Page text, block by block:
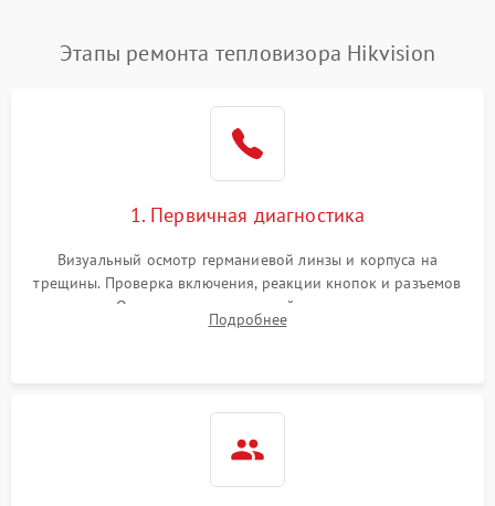
Этапы ремонта тепловизора Hikvision
1. Первичная диагностика
Визуальный осмотр германиевой линзы и корпуса на
трещины. Проверка включения, реакции кнопок и разъемов
зарядки. Оценка вывода тепловой сигнатуры на экран,
проверка базовых функций и считывание системных
Подробнее